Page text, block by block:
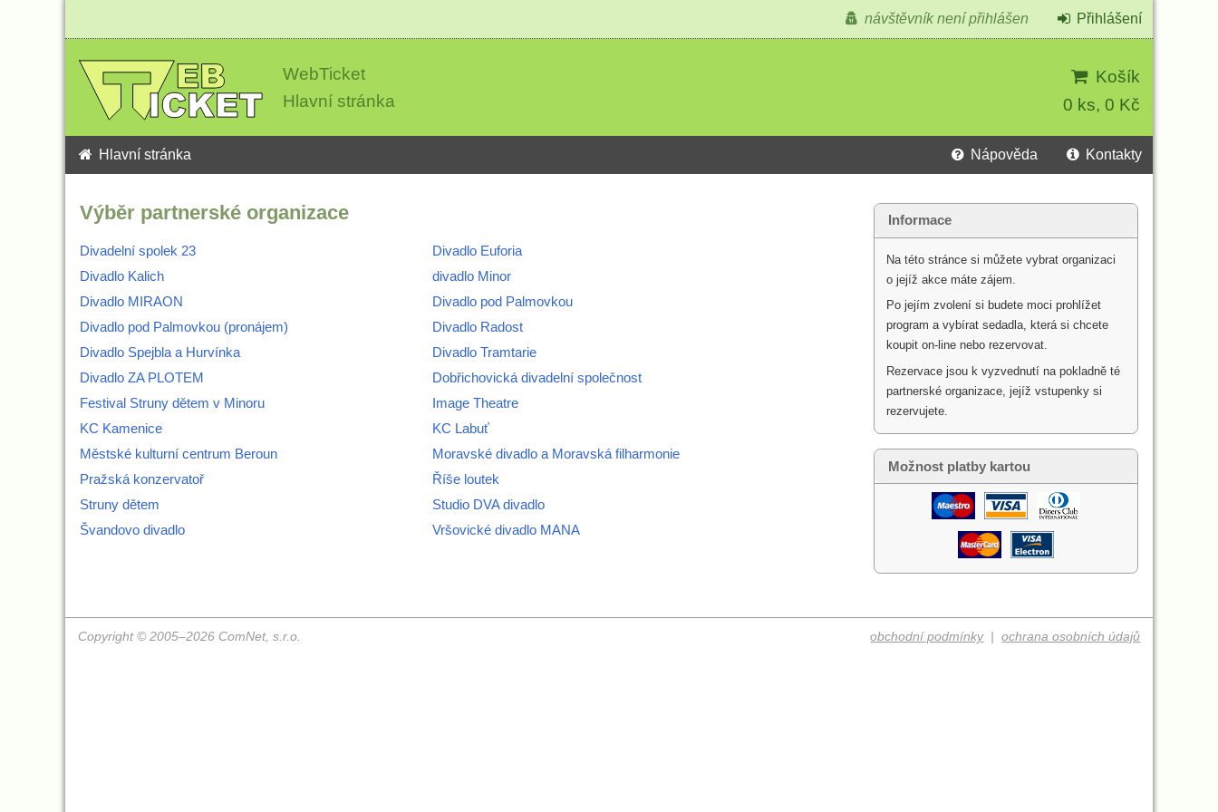
WebTicket
Hlavní stránka
Košík
0 ks, 0 Kč
návštěvník není přihlášen Přihlášení
Hlavní stránka Nápověda Kontakty
Informace
Na této stránce si můžete vybrat organizaci
o jejíž akce máte zájem.
Po jejím zvolení si budete moci prohlížet
program a vybírat sedadla, která si chcete
koupit on-line nebo rezervovat.
Rezervace jsou k vyzvednutí na pokladně té
partnerské organizace, jejíž vstupenky si
rezervujete.
Možnost platby kartou
Výběr partnerské organizace
Divadelní spolek 23
Divadlo Euforia
Divadlo Kalich
divadlo Minor
Divadlo MIRAON
Divadlo pod Palmovkou
Divadlo pod Palmovkou (pronájem)
Divadlo Radost
Divadlo Spejbla a Hurvínka
Divadlo Tramtarie
Divadlo ZA PLOTEM
Dobřichovická divadelní společnost
Festival Struny dětem v Minoru
Image Theatre
KC Kamenice
KC Labuť
Městské kulturní centrum Beroun
Moravské divadlo a Moravská filharmonie
Pražská konzervatoř
Říše loutek
Struny dětem
Studio DVA divadlo
Švandovo divadlo
Vršovické divadlo MANA
obchodní podmínky|ochrana osobních údajů
Copyright © 2005–2026 ComNet, s.r.o.